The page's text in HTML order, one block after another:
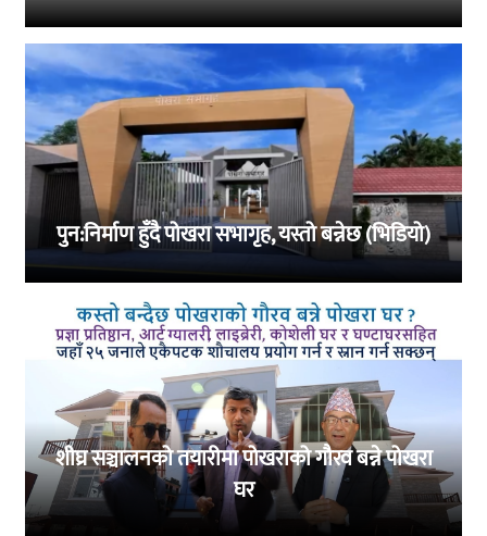
पुन:निर्माण हुँदै पोखरा सभागृह, यस्तो बन्नेछ (भिडियो)
शीघ्र सञ्चालनको तयारीमा पोखराको गौरव बन्ने पोखरा
घर